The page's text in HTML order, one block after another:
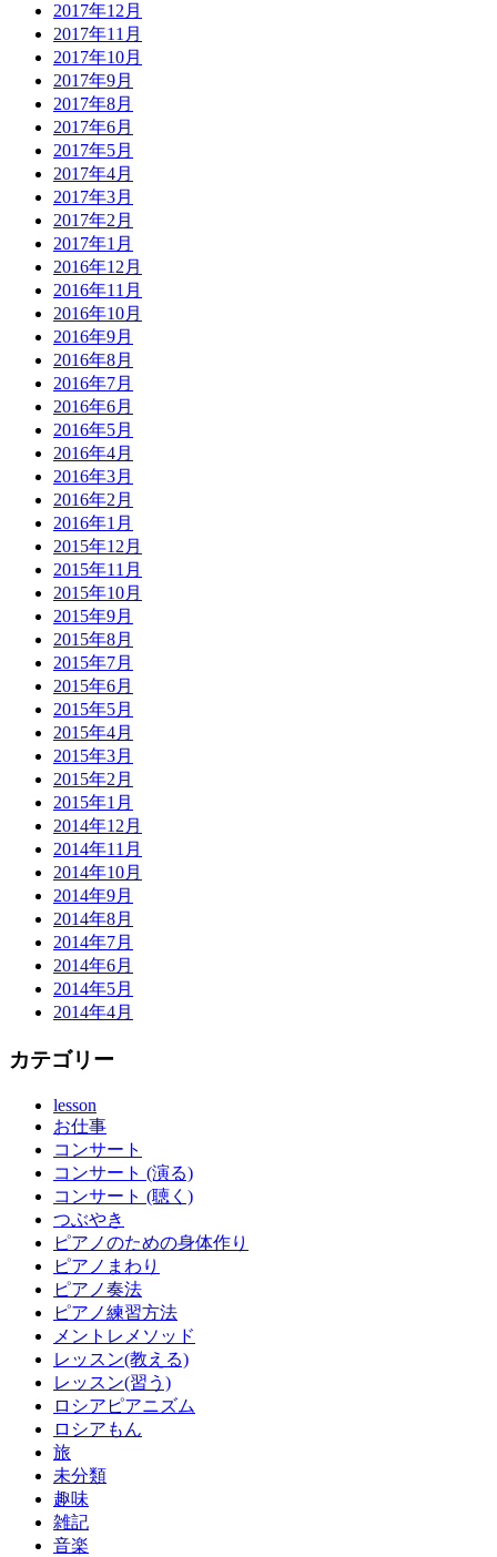
2017年12月
2017年11月
2017年10月
2017年9月
2017年8月
2017年6月
2017年5月
2017年4月
2017年3月
2017年2月
2017年1月
2016年12月
2016年11月
2016年10月
2016年9月
2016年8月
2016年7月
2016年6月
2016年5月
2016年4月
2016年3月
2016年2月
2016年1月
2015年12月
2015年11月
2015年10月
2015年9月
2015年8月
2015年7月
2015年6月
2015年5月
2015年4月
2015年3月
2015年2月
2015年1月
2014年12月
2014年11月
2014年10月
2014年9月
2014年8月
2014年7月
2014年6月
2014年5月
2014年4月
カテゴリー
lesson
お仕事
コンサート
コンサート (演る)
コンサート (聴く)
つぶやき
ピアノのための身体作り
ピアノまわり
ピアノ奏法
ピアノ練習方法
メントレメソッド
レッスン(教える)
レッスン(習う)
ロシアピアニズム
ロシアもん
旅
未分類
趣味
雑記
音楽